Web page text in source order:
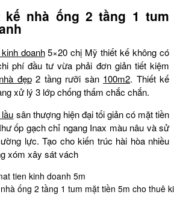
kế nhà ống 2 tầng 1 tum
doanh5×20 chị Mỹ thiết kế không có
phí đầu tư vừa phải đơn giản tiết kiệm
đẹp2 tầng rưỡi sàn 100m2. Thiết kế
xử lý 3 lớp chống thấm chắc chắn.
sân thượng hiện đại tối giản có mặt tiền
ốp gạch chỉ ngang Inax màu nâu và sử
lực. Tạo cho kiến trúc hài hòa nhiều
xóm xây sát vách
ống 2 tầng 1 tum mặt tiền 5m cho thuê